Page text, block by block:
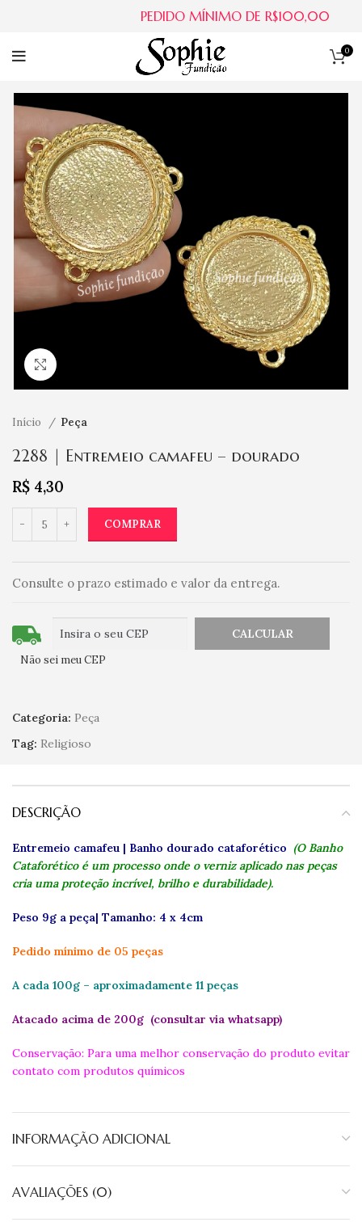
0
Início Peça
2288 | Entremeio camafeu – dourado
R$ 4,30
COMPRAR
Consulte o prazo estimado e valor da entrega.
Não sei meu CEP
Categoria: Peça
Tag: Religioso
DESCRIÇÃO
Entremeio camafeu | Banho dourado cataforético (O Banho
Cataforético é um processo onde o verniz aplicado nas peças
cria uma proteção incrível, brilho e durabilidade).
Peso 9g a peça| Tamanho: 4 x 4cm
Pedido mínimo de 05 peças
A cada 100g – aproximadamente 11 peças
Atacado acima de 200g (consultar via whatsapp)
Conservação: Para uma melhor conservação do produto evitar
contato com produtos químicos
INFORMAÇÃO ADICIONAL
AVALIAÇÕES (0)
PEDIDO MÍNIMO DE R$100,00